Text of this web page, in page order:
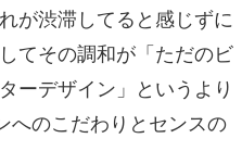
が渋滞してると感じずに
てその調和が「ただのビ
ーデザイン」というより
へのこだわりとセンスの